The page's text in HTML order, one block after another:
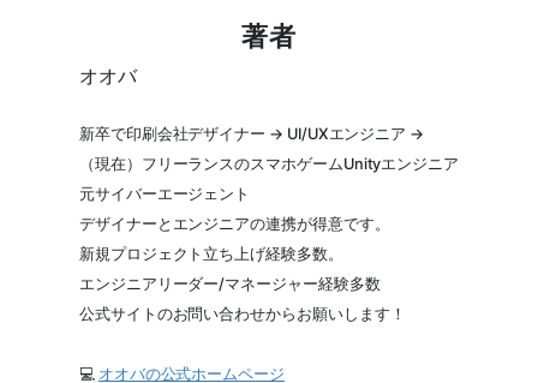
著者
オオバ
新卒で印刷会社デザイナー → UI/UXエンジニア →
（現在）フリーランスのスマホゲームUnityエンジニア
元サイバーエージェント
デザイナーとエンジニアの連携が得意です。
新規プロジェクト立ち上げ経験多数。
エンジニアリーダー/マネージャー経験多数
公式サイトのお問い合わせからお願いします！
💻 オオバの公式ホームページ